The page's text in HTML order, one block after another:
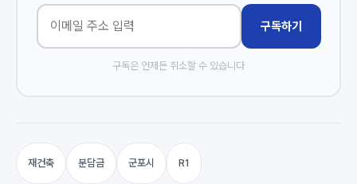
구독하기
구독은 언제든 취소할 수 있습니다
재건축 분담금 군포시 R1